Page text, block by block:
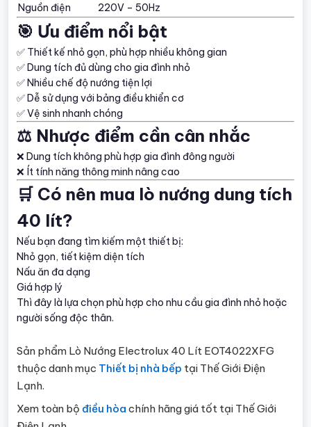
Nguồn điện
220V – 50Hz
🎯 Ưu điểm nổi bật
✅ Thiết kế nhỏ gọn, phù hợp nhiều không gian
✅ Dung tích đủ dùng cho gia đình nhỏ
✅ Nhiều chế độ nướng tiện lợi
✅ Dễ sử dụng với bảng điều khiển cơ
✅ Vệ sinh nhanh chóng
⚖️ Nhược điểm cần cân nhắc
❌ Dung tích không phù hợp gia đình đông người
❌ Ít tính năng thông minh nâng cao
🛒 Có nên mua lò nướng dung tích
40 lít?
Nếu bạn đang tìm kiếm một thiết bị:
Nhỏ gọn, tiết kiệm diện tích
Nấu ăn đa dạng
Giá hợp lý
Thì đây là lựa chọn phù hợp cho nhu cầu gia đình nhỏ hoặc
người sống độc thân.
Sản phẩm Lò Nướng Electrolux 40 Lít EOT4022XFG
thuộc danh mục Thiết bị nhà bếp tại Thế Giới Điện
Lạnh.
Xem toàn bộ điều hòa chính hãng giá tốt tại Thế Giới